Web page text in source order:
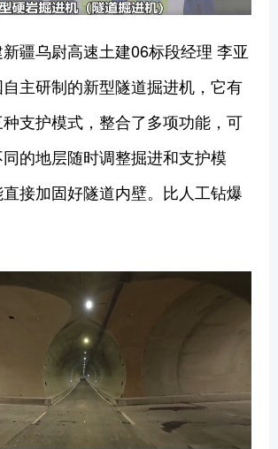
乌尉高速土建06标段经理 李亚
主研制的新型隧道掘进机，它有
支护模式，整合了多项功能，可
的地层随时调整掘进和支护模
接加固好隧道内壁。比人工钻爆